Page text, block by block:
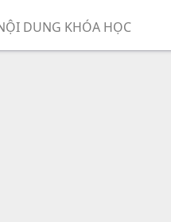
DUNG KHÓA HỌC